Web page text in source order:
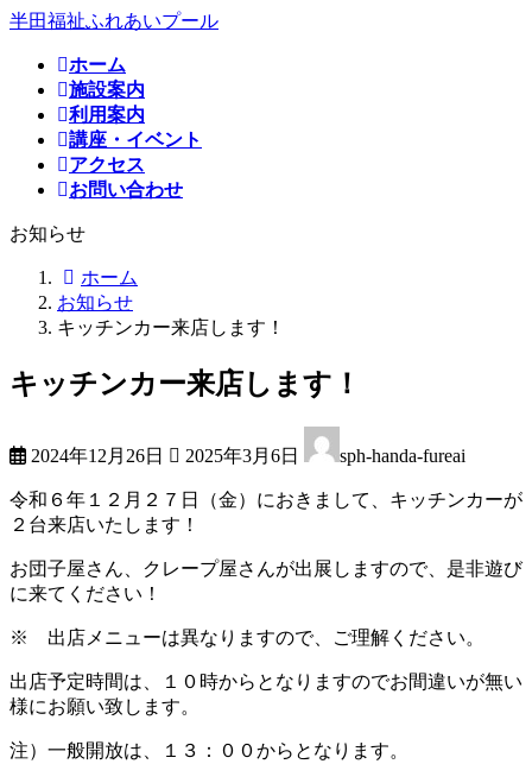
コ
プ
ナ
動
半田福祉ふれあいプール
ホーム
施設案内
利用案内
講座・イベント
アクセス
お問い合わせ
お知らせ
ホーム
お知らせ
キッチンカー来店します！
キッチンカー来店します！
2024年12月26日
終
更
新
日
時
2025年3月6日 sph-handa-fureai
令和６年１２月２７日（金）におきまして、キッチンカーが
２台来店いたします！
お団子屋さん、クレープ屋さんが出展しますので、是非遊び
に来てください！
※ 出店メニューは異なりますので、ご理解ください。
出店予定時間は、１０時からとなりますのでお間違いが無い
様にお願い致します。
注）一般開放は、１３：００からとなります。